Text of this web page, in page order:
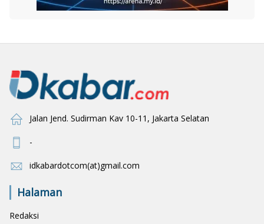
Jalan Jend. Sudirman Kav 10-11, Jakarta Selatan
-
idkabardotcom(at)gmail.com
Halaman
Redaksi